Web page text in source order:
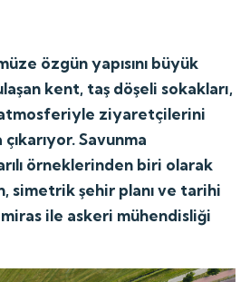
özgün yapısını büyük
kent, taş döşeli sokakları,
ziyaretçilerini
Savunma
örneklerinden biri olarak
simetrik şehir planı ve tarihi
ile askeri mühendisliği